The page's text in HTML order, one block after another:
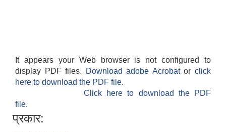
It appears your Web browser is not configured to
display PDF files.
Download adobe Acrobatorclick
here to download the PDF file.
Click here to download the PDF
file.
प्रकार: